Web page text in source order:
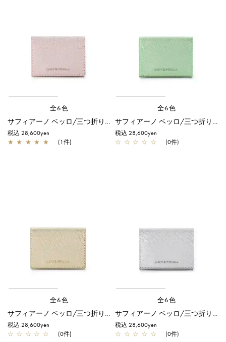
全6色
サフィアーノ ベッロ/三つ折りウォレット/パウダリーピンク
税込 28,600yen
★ ★ ★ ★ ★ (1件)
全6色
サフィアーノ ベッロ/三つ折りウォレット/ミント
税込 28,600yen
☆ ☆ ☆ ☆ ☆ (0件)
全6色
サフィアーノ ベッロ/三つ折りウォレット/シャンパンゴールド
税込 28,600yen
☆ ☆ ☆ ☆ ☆ (0件)
全6色
サフィアーノ ベッロ/三つ折りウォレット/シルバー
税込 28,600yen
☆ ☆ ☆ ☆ ☆ (0件)